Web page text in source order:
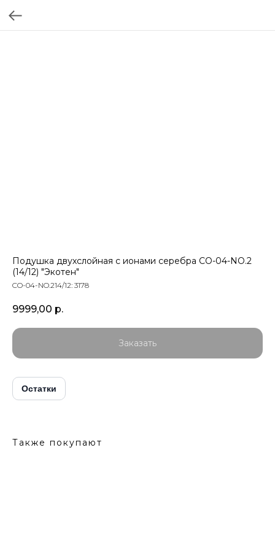
Подушка двухслойная с ионами серебра CO-04-NO.2
(14/12) "Экотен"
CO-04-NO.214/12: 3178
9999,00 р.
Заказать
Остатки
Также покупают